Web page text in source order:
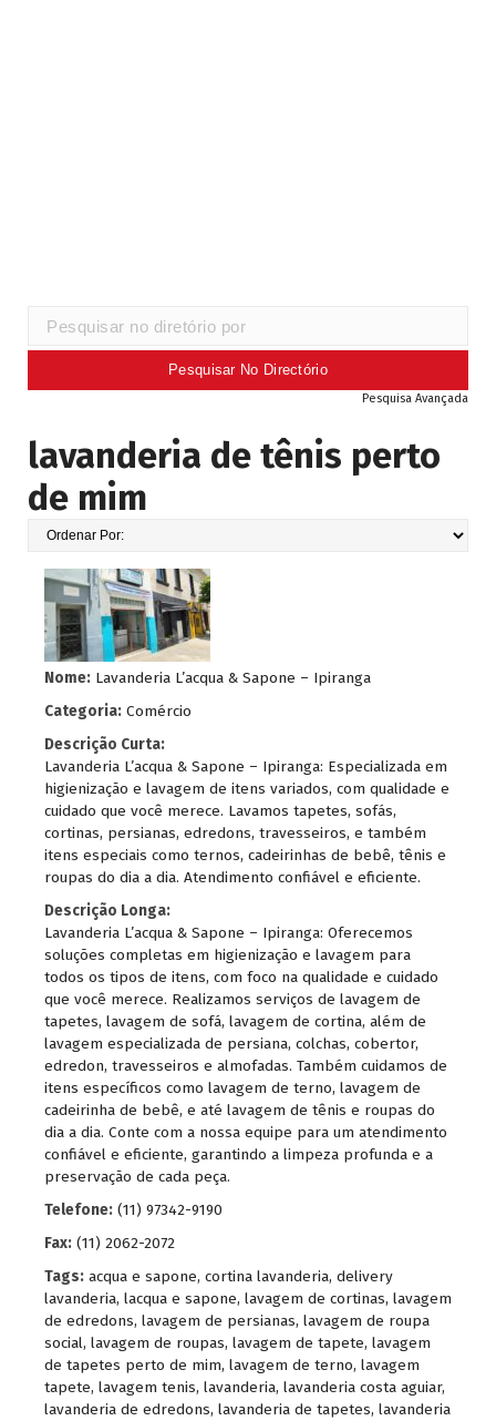
Pesquisa Avançada
lavanderia de tênis perto
de mim
Nome: Lavanderia L’acqua & Sapone – Ipiranga
Categoria: Comércio
Descrição Curta:
Lavanderia L’acqua & Sapone – Ipiranga: Especializada em
higienização e lavagem de itens variados, com qualidade e
cuidado que você merece. Lavamos tapetes, sofás,
cortinas, persianas, edredons, travesseiros, e também
itens especiais como ternos, cadeirinhas de bebê, tênis e
roupas do dia a dia. Atendimento confiável e eficiente.
Descrição Longa:
Lavanderia L’acqua & Sapone – Ipiranga: Oferecemos
soluções completas em higienização e lavagem para
todos os tipos de itens, com foco na qualidade e cuidado
que você merece. Realizamos serviços de lavagem de
tapetes, lavagem de sofá, lavagem de cortina, além de
lavagem especializada de persiana, colchas, cobertor,
edredon, travesseiros e almofadas. Também cuidamos de
itens específicos como lavagem de terno, lavagem de
cadeirinha de bebê, e até lavagem de tênis e roupas do
dia a dia. Conte com a nossa equipe para um atendimento
confiável e eficiente, garantindo a limpeza profunda e a
preservação de cada peça.
Telefone: (11) 97342-9190
Fax: (11) 2062-2072
Tags: acqua e sapone, cortina lavanderia, delivery
lavanderia, lacqua e sapone, lavagem de cortinas, lavagem
de edredons, lavagem de persianas, lavagem de roupa
social, lavagem de roupas, lavagem de tapete, lavagem
de tapetes perto de mim, lavagem de terno, lavagem
tapete, lavagem tenis, lavanderia, lavanderia costa aguiar,
lavanderia de edredons, lavanderia de tapetes, lavanderia